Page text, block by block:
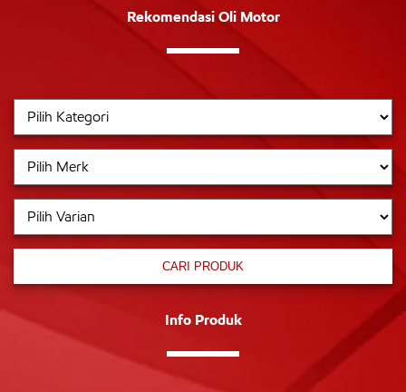
Rekomendasi Oli Motor
CARI PRODUK
Info Produk